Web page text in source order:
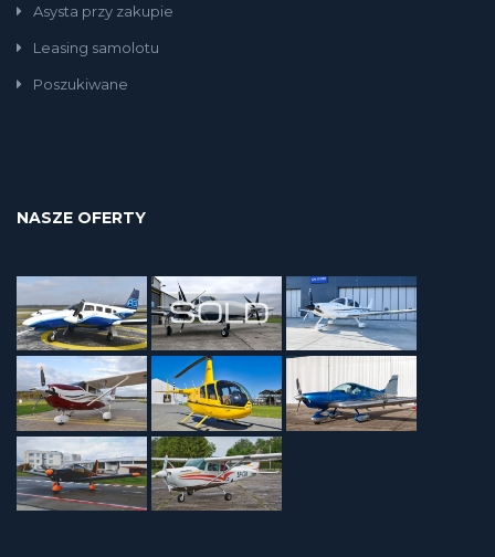
Asysta przy zakupie
Leasing samolotu
Poszukiwane
NASZE OFERTY